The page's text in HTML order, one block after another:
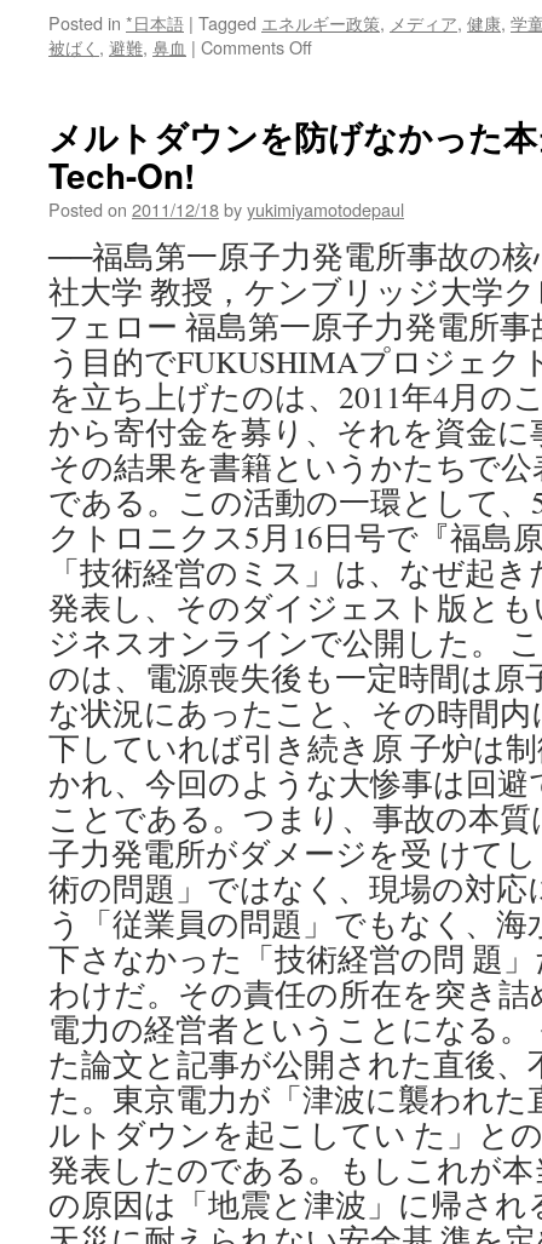
Posted in *日本語 | Tagged エネルギー政策, メディア, 健康, 学
被ばく , 避難, 鼻血 | Comments Offon
エ
ク
ス〜
原
発
事
故
は
何
も
ら
し
た
の
か〜
via
時
事
ド
ッ
ト
コ
ム
メルトダウンを防げなかった
Tech-On!
Posted on 2011/12/18byyukimiyamotodepaul
──福島第一原子力発電所事故の
社大学 教授，ケンブリッジ大学
フェロー 福島第一原子力発電所
う目的でFUKUSHIMAプロジェク
を立ち上げたのは、2011年4月の
から寄付金を募り、それを資金
その結果を書籍というかたちで
である。この活動の一環として
クトロニクス5月16日号で『福
「技術経営のミス」は、なぜ起
発表し、そのダイジェスト版と
ジネスオンラインで公開した。
のは、電源喪失後も一定時間は原
な状況にあったこと、その時間
下していれば引き続き原 子炉は
かれ、今回のような大惨事は回
ことである。つまり、事故の本
子力発電所がダメージを受 けて
術の問題」ではなく、現場の対
う「従業員の問題」でもなく、
下さなかった「技術経営の問 題
わけだ。その責任の所在を突き
電力の経営者ということになる
た論文と記事が公開された直後
た。東京電力が「津波に襲われ
ルトダウンを起こしてい た」と
発表したのである。もしこれが
の原因は「地震と津波」に帰さ